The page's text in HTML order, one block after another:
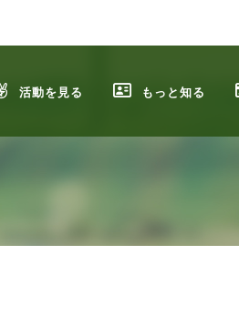
活動を見る もっと知る